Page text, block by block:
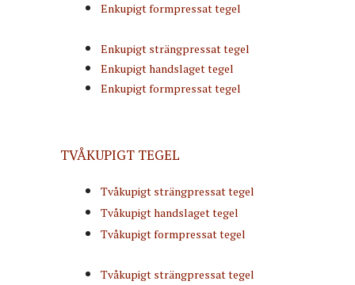
Enkupigt formpressat tegel
Enkupigt strängpressat tegel
Enkupigt handslaget tegel
Enkupigt formpressat tegel
TVÅKUPIGT TEGEL
Tvåkupigt strängpressat tegel
Tvåkupigt handslaget tegel
Tvåkupigt formpressat tegel
Tvåkupigt strängpressat tegel